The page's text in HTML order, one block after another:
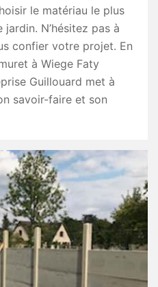
le matériau le plus
N’hésitez pas à
confier votre projet. En
à Wiege Faty
Guillouard met à
savoir-faire et son